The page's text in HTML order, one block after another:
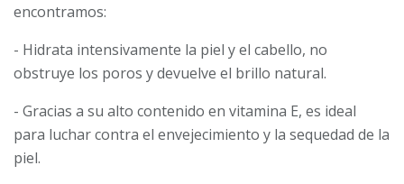
encontramos:
- Hidrata intensivamente la piel y el cabello, no
obstruye los poros y devuelve el brillo natural.
- Gracias a su alto contenido en vitamina E, es ideal
para luchar contra el envejecimiento y la sequedad de la
piel.